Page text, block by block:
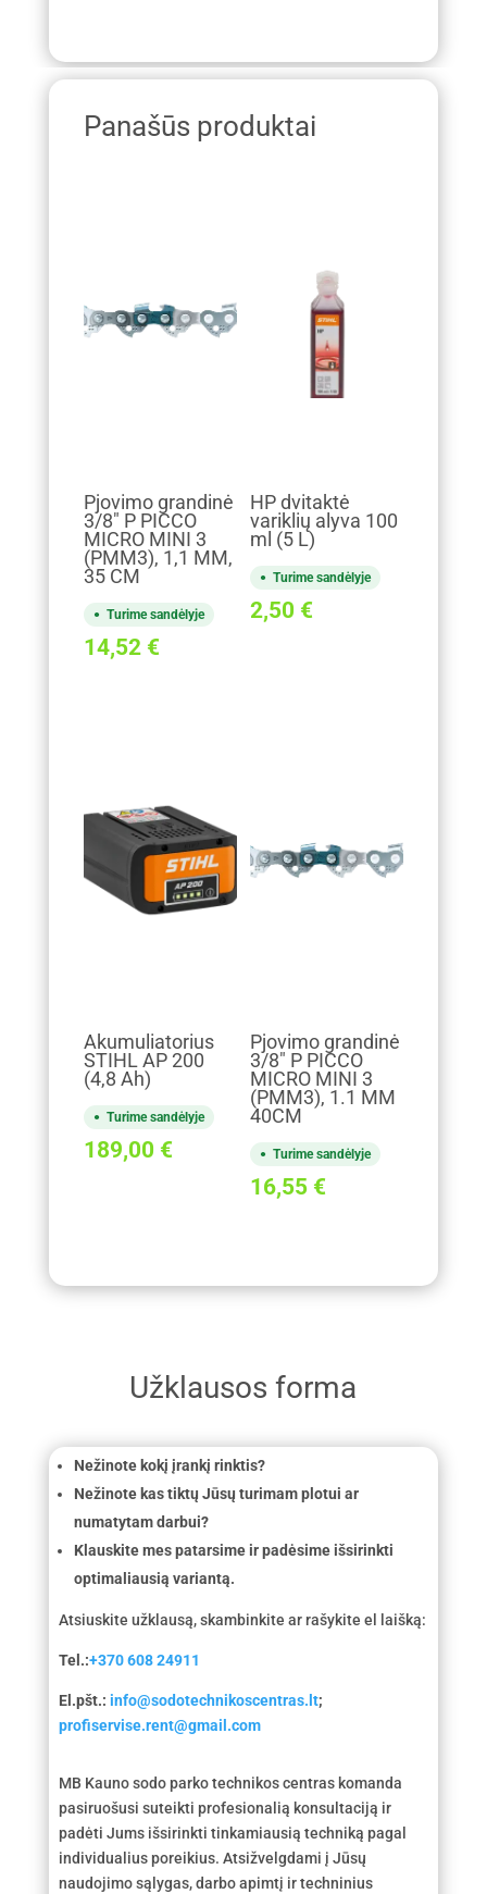
Panašūs produktai
Pjovimo grandinė
3/8" P PICCO
MICRO MINI 3
(PMM3), 1,1 MM,
35 CM
Turime sandėlyje
14,52 €
HP dvitaktė
variklių alyva 100
ml (5 L)
Turime sandėlyje
2,50 €
Akumuliatorius
STIHL AP 200
(4,8 Ah)
Turime sandėlyje
189,00 €
Pjovimo grandinė
3/8" P PICCO
MICRO MINI 3
(PMM3), 1.1 MM
40CM
Turime sandėlyje
16,55 €
Užklausos forma
Nežinote kokį įrankį rinktis?
Nežinote kas tiktų Jūsų turimam plotui ar
numatytam darbui?
Klauskite mes patarsime ir padėsime išsirinkti
optimaliausią variantą.
Atsiuskite užklausą, skambinkite ar rašykite el laišką:
Tel.:+370 608 24911
El.pšt.: info@sodotechnikoscentras.lt;
profiservise.rent@gmail.com
MB Kauno sodo parko technikos centras komanda
pasiruošusi suteikti profesionalią konsultaciją ir
padėti Jums išsirinkti tinkamiausią techniką pagal
individualius poreikius. Atsižvelgdami į Jūsų
naudojimo sąlygas, darbo apimtį ir techninius